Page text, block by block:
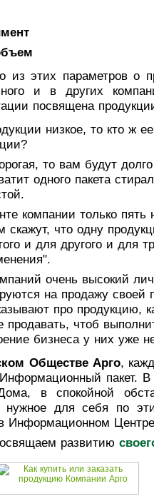
из этих параметров о
и в других
посвящена
низкое, то кто ж
то вам будут
одного пакета
компании только пять
скажут, что одну
и для другого и для
очень высокий
на продажу своей
про продукцию,
продавать, чтоб
бизнеса у них уже
Обществе Арго,
пакет.
в спокойной
нужное для себя по
в Информационном
развитию